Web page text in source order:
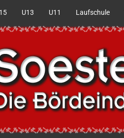
U13 U11 Laufschule